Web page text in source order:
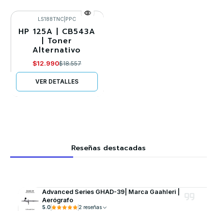
-30%
Agotado
LS188TNC| PPC
HP 125A | CB543A
| Toner
Alternativo
$12.990$18.557
VER DETALLES
Reseñas destacadas
Advanced Series GHAD-39| Marca GaahIeri |
Aerógrafo
5.0 2 reseñas